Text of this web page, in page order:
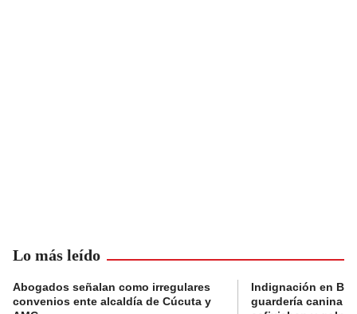
Lo más leído
Abogados señalan como irregulares
convenios ente alcaldía de Cúcuta y
Indignación en
guardería canina